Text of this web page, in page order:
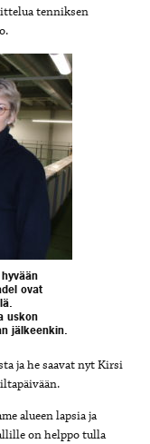
tenniksen
ovat
uskon
jälkeenkin.
ja he saavat nyt Kirsi
alueen lapsia ja
on helppo tulla